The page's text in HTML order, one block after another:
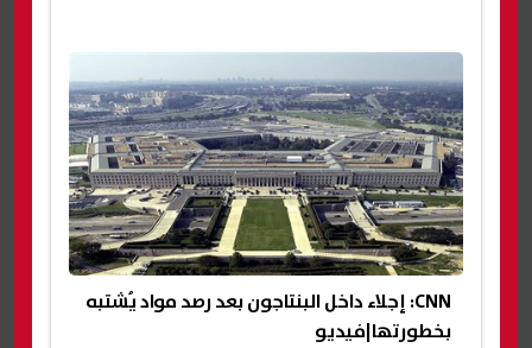
CNN: إجلاء داخل البنتاجون بعد رصد مواد يُشتبه
بخطورتها|فيديو